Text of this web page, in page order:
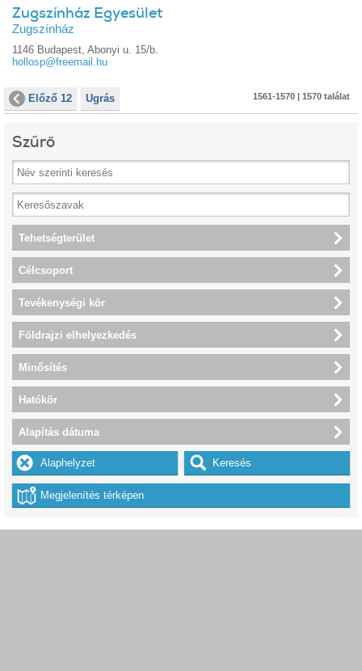
Zugszínház Egyesület
Zugszínház
1146 Budapest, Abonyi u. 15/b.
hollosp@freemail.hu
Előző 12 Ugrás 1561-1570 | 1570 találat
Szűrő
Tehetségterület
Célcsoport
Tevékenységi kör
Földrajzi elhelyezkedés
Minősítés
Hatókör
Alapítás dátuma